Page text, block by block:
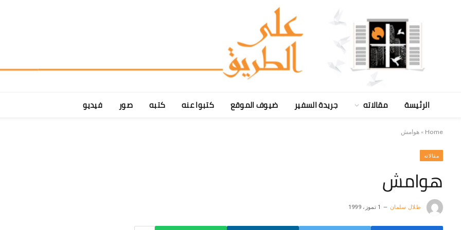
الرئيسة مقالاته جريدة السفير ضيوف الموقع كتبوا عنه كتبه صور فيديو
Home
» هوامش
مقالاته
هوامش
طلال سلمان 1 تموز، 1999